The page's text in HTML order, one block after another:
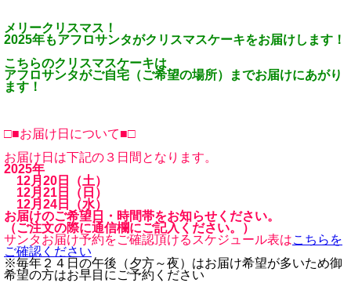
メリークリスマス！
2025年もアフロサンタがクリスマスケーキをお届けします！
こちらのクリスマスケーキは
アフロサンタがご自宅（ご希望の場所）までお届けにあがり
ます！
□■お届け日について■□
お届け日は下記の３日間となります。
2025年
12月20日（土）
12月21日（日）
12月24日（水）
お届けのご希望日・時間帯をお知らせください。
（ご注文の際に通信欄にご記入ください。）
サンタお届け予約をご確認頂けるスケジュール表はこちらを
ご確認ください
※毎年２４日の午後（夕方～夜）はお届け希望が多いため御
希望の方はお早目にご予約ください